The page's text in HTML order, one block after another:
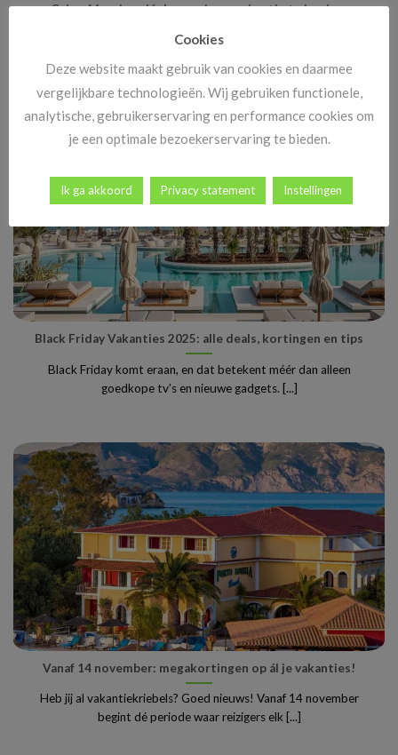
Cyber Monday: dé dag om jouw vakantie te boeken
Cyber Monday staat bekend als hét online shoppingmoment van
Black Friday Vakanties 2025: alle deals, kortingen en tips
Black Friday komt eraan, en dat betekent méér dan alleen
goedkope tv’s en nieuwe gadgets. [...]
Vanaf 14 november: megakortingen op ál je vakanties!
Heb jij al vakantiekriebels? Goed nieuws! Vanaf 14 november
begint dé periode waar reizigers elk [...]
Cookies
Deze website maakt gebruik van cookies en daarmee
vergelijkbare technologieën. Wij gebruiken functionele,
analytische, gebruikerservaring en performance cookies om
je een optimale bezoekerservaring te bieden.
Ik ga akkoord Privacy statement Instellingen